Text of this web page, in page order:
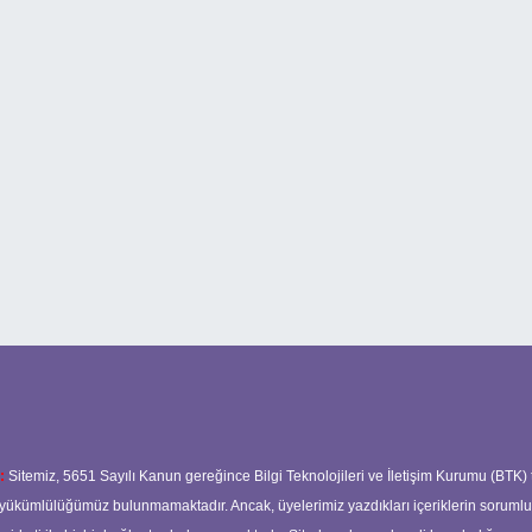
Sitemiz, 5651 Sayılı Kanun gereğince Bilgi Teknolojileri ve İletişim Kurumu
bulunmamaktadır. Ancak, üyelerimiz yazdıkları içeriklerin